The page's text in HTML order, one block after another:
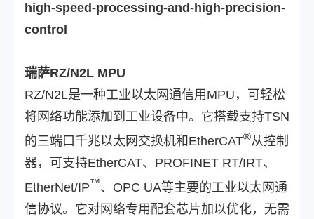
high-speed-processing-and-high-precision-
control
瑞萨RZ/N2L MPU
RZ/N2L是一种工业以太网通信用MPU，可轻松
将网络功能添加到工业设备中。它搭载支持TSN
的三端口千兆以太网交换机和EtherCAT®从控制
器，可支持EtherCAT、PROFINET RT/IRT、
EtherNet/IP™、OPC UA等主要的工业以太网通
信协议。它对网络专用配套芯片加以优化，无需